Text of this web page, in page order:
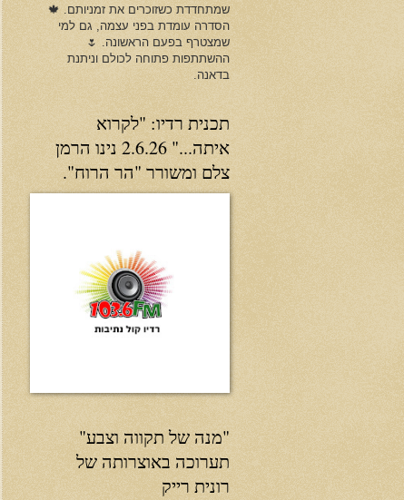
שמתחדדת כשזוכרים את זמניותם. 🍁
הסדרה עומדת בפני עצמה, גם למי
שמצטרף בפעם הראשונה. 🌷
ההשתתפות פתוחה לכולם וניתנת
בדאנה.
תכנית רדיו: "לקרוא
איתה..." 2.6.26 נינו הרמן
צלם ומשורר "הר הרוח".
"מנה של תקווה וצבע"
תערוכה באוצרותה של
רונית רייק